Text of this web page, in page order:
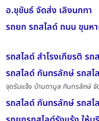
อ.ขุขันธ์ จัดส่ง เลิงนกทา
รถยก รถสไลด์ ถนน ขุน
รถสไลด์ สำโรงเกียรติ ร
รถสไลด์ กันทรลักษ์ รถส
จุดรับแจ้ง บ้านตามูล กันทรลักษ์
รถสไลด์ กันทรลักษ์ รถสไ